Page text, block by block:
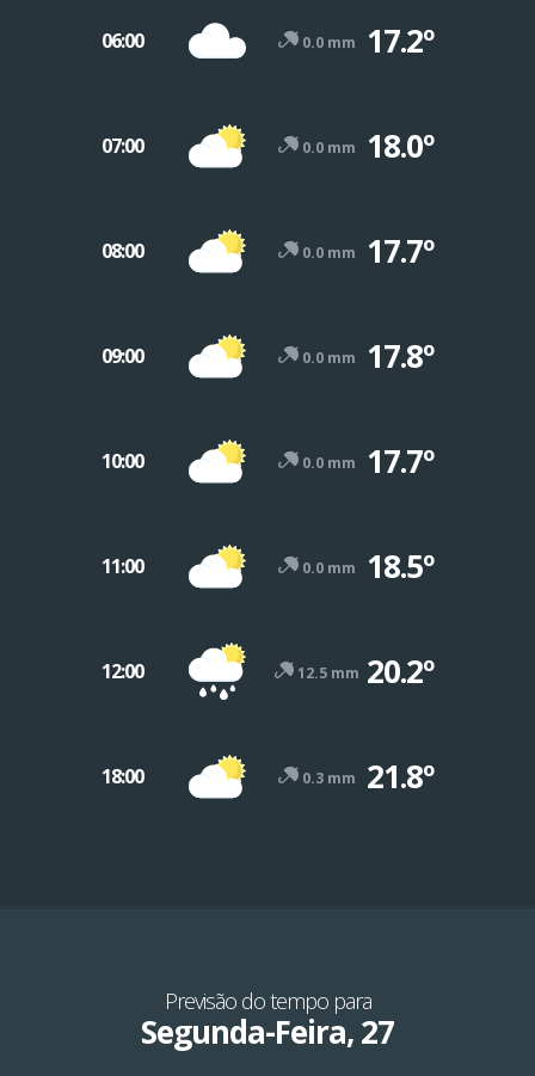
06:00 0.0 mm 17.2º
07:00 0.0 mm 18.0º
08:00 0.0 mm 17.7º
09:00 0.0 mm 17.8º
10:00 0.0 mm 17.7º
11:00 0.0 mm 18.5º
12:00 12.5 mm 20.2º
18:00 0.3 mm 21.8º
Previsão do tempo para
Segunda-Feira, 27